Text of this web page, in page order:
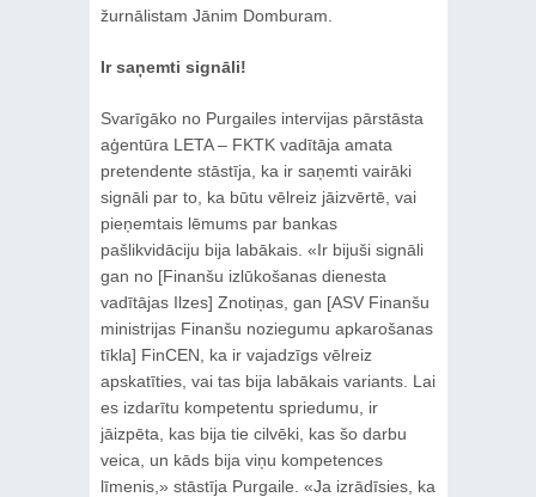
žurnālistam Jānim Domburam.
Ir saņemti signāli!
Svarīgāko no Purgailes intervijas pārstāsta
aģentūra LETA – FKTK vadītāja amata
pretendente stāstīja, ka ir saņemti vairāki
signāli par to, ka būtu vēlreiz jāizvērtē, vai
pieņemtais lēmums par bankas
pašlikvidāciju bija labākais. «Ir bijuši signāli
gan no [Finanšu izlūkošanas dienesta
vadītājas Ilzes] Znotiņas, gan [ASV Finanšu
ministrijas Finanšu noziegumu apkarošanas
tīkla] FinCEN, ka ir vajadzīgs vēlreiz
apskatīties, vai tas bija labākais variants. Lai
es izdarītu kompetentu spriedumu, ir
jāizpēta, kas bija tie cilvēki, kas šo darbu
veica, un kāds bija viņu kompetences
līmenis,» stāstīja Purgaile. «Ja izrādīsies, ka